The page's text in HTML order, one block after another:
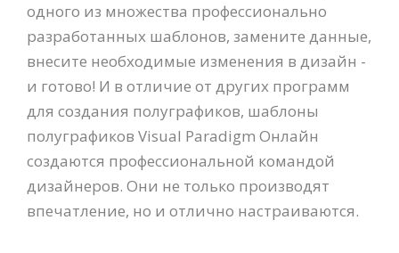
одного из множества профессионально
разработанных шаблонов, замените данные,
внесите необходимые изменения в дизайн -
и готово! И в отличие от других программ
для создания полуграфиков, шаблоны
полуграфиков Visual Paradigm Онлайн
создаются профессиональной командой
дизайнеров. Они не только производят
впечатление, но и отлично настраиваются.